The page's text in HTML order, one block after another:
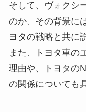
そして、ヴォクシ
のか、その背景に
ヨタの戦略と共に
また、トヨタ車の
理由や、トヨタの
の関係についても